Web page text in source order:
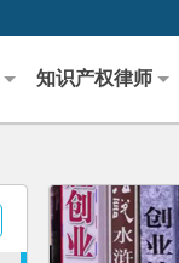
知识产权律师